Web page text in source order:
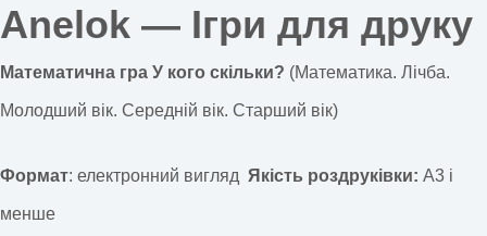
Anelok — Ігри для друку
Математична гра У кого скільки? (Математика. Лічба.
Молодший вік. Середній вік. Старший вік)
Формат: електронний вигляд Якість роздруківки: А3 і
менше